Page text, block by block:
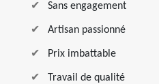
Sans engagement
Artisan passionné
Prix imbattable
Travail de qualité